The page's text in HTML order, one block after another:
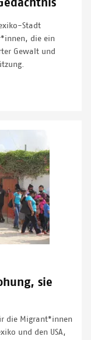
Stadt
die ein
Gewalt und
sie
die Migrant*innen
und den USA,